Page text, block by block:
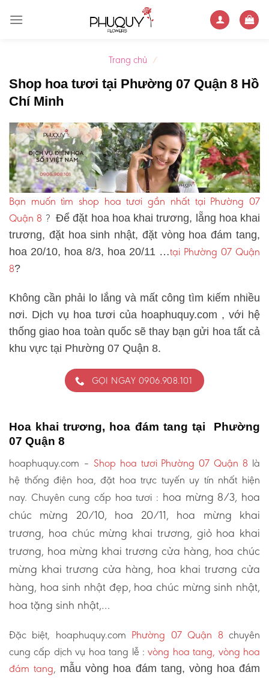
Trang chủ /
Shop hoa tươi tại Phường 07 Quận 8 Hồ
Chí Minh
Bạn muốn tìm shop hoa tươi gần nhất tại Phường 07
Quận 8 ?Để đặt hoa hoa khai trương, lẵng hoa khai
trương, đặt hoa sinh nhật, đặt vòng hoa đám tang,
hoa 20/10, hoa 8/3, hoa 20/11 …tại Phường 07 Quận
8?
Không cần phải lo lắng và mất công tìm kiếm nhiều
nơi. Dịch vụ hoa tươi của hoaphuquy.com , với hệ
thống giao hoa toàn quốc sẽ thay bạn gửi hoa tất cả
khu vực tại Phường 07 Quận 8.
GỌI NGAY 0906.908.101
Hoa khai trương, hoa đám tang tại Phường
07 Quận 8
hoaphuquy.com – Shop hoa tươi Phường 07 Quận 8 là
hệ thống điện hoa, đặt hoa trực tuyến uy tín nhất hiện
nay. Chuyên cung cấp hoa tươi : hoa mừng 8/3, hoa
chúc mừng 20/10, hoa 20/11, hoa mừng khai
trương, hoa chúc mừng khai trương, giỏ hoa khai
trương, hoa mừng khai trương cửa hàng, hoa chúc
mừng khai trương cửa hàng, hoa khai trương cửa
hàng, hoa sinh nhật đẹp, hoa chúc mừng sinh nhật,
hoa tặng sinh nhật,…
Đặc biệt, hoaphuquy.com Phường 07 Quận 8 chuyên
cung cấp dịch vụ hoa tang lễ :vòng hoa tang, vòng hoa
đám tang, mẫu vòng hoa đám tang, vòng hoa đám